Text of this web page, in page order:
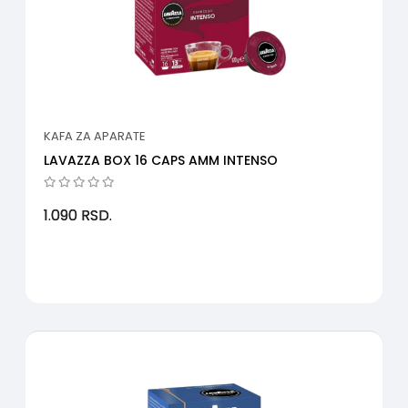
KAFA ZA APARATE
LAVAZZA BOX 16 CAPS AMM INTENSO
1.090 RSD.